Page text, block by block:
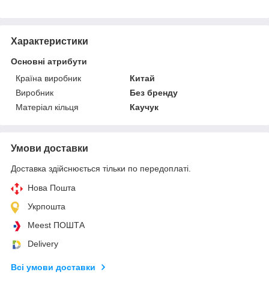
Характеристики
Основні атрибути
Країна виробник
Китай
Виробник
Без бренду
Матеріал кільця
Каучук
Умови доставки
Доставка здійснюється тільки по передоплаті.
Нова Пошта
Укрпошта
Meest ПОШТА
Delivery
Всі умови доставки